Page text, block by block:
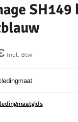
Incl. Btw